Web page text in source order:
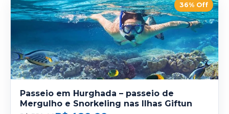
36% Off
Passeio em Hurghada – passeio de
Mergulho e Snorkeling nas Ilhas Giftun